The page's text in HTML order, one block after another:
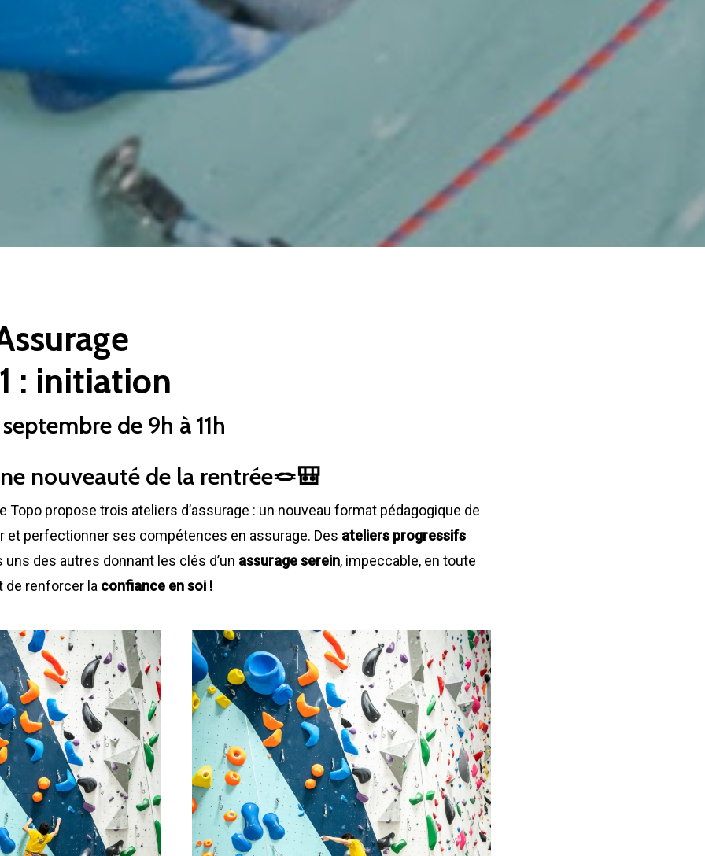
: initiation
de 9h à 11h
nouveauté de la rentrée🪢🎒
Topo propose trois ateliers d’assurage : un nouveau format pédagogique de
et perfectionner ses compétences en assurage. Des ateliers progressifs
des autres donnant les clés d’un assurage serein, impeccable, en toute
renforcer la confiance en soi !